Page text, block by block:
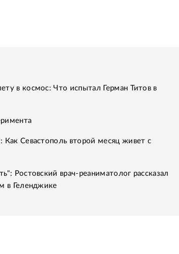
в космос: Что испытал Герман Титов в
Севастополь второй месяц живет с
Ростовский врач-реаниматолог рассказал
в Геленджике